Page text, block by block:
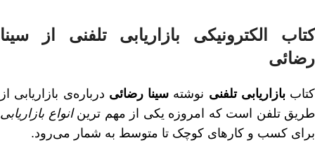
کتاب الکترونیکی بازاریابی تلفنی از سینا
رضائی
کتاببازاریابی تلفنی نوشته سینا رضائی درباره‌ی بازاریابی از
طریق تلفن است که امروزه یکی از مهم‌ ترینانواع بازاریابی
برای کسب و کار‌های کوچک تا متوسط به شمار می‌رود.